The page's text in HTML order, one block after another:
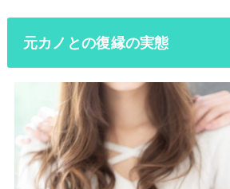
元カノとの復縁の実態